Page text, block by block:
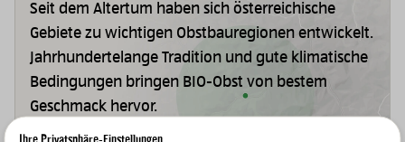
Seit dem Altertum haben sich österreichische
Gebiete zu wichtigen Obstbauregionen entwickelt.
Jahrhundertelange Tradition und gute klimatische
Bedingungen bringen BIO-Obst von bestem
Geschmack hervor.
Ihre Privatsphäre-Einstellungen